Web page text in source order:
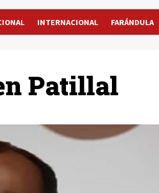
INTERNACIONAL FARÁNDULA
Patillal